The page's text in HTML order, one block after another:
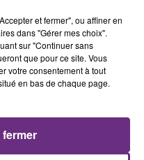
VÉLOMOBILE
et fermer", ou affiner en
dans "Gérer mes choix".
sur "Continuer sans
que pour ce site. Vous
votre consentement à tout
en bas de chaque page.